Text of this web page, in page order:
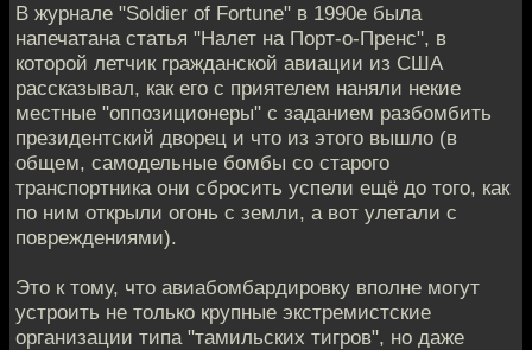
В журнале "Soldier of Fortune" в 1990е была
напечатана статья "Налет на Порт-о-Пренс", в
которой летчик гражданской авиации из США
рассказывал, как его с приятелем наняли некие
местные "оппозиционеры" с заданием разбомбить
президентский дворец и что из этого вышло (в
общем, самодельные бомбы со старого
транспортника они сбросить успели ещё до того, как
по ним открыли огонь с земли, а вот улетали с
повреждениями).
Это к тому, что авиабомбардировку вполне могут
устроить не только крупные экстремистские
организации типа "тамильских тигров", но даже